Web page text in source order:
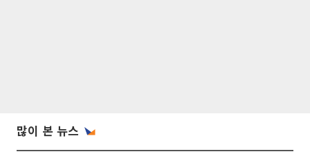
많이 본 뉴스